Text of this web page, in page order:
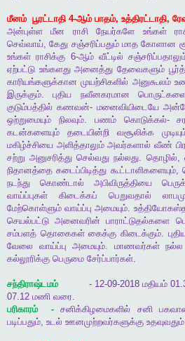
மீனம் பூரட்டாதி 4-ஆம் பாதம், உத்திரட்டாதி,
அன்புள்ள
மீன ராசி நேயர்களே உங்கள்
செவ்வாய்,கேது சஞ்சரிப்பதும் மாத கோளான
உங்கள் ராசிக்கு 6-ஆம் வீட்டில்
ஏற்பட்டு உங்களது அனைத்து தேவைகளும்
காரியங்களுக்கான முயற்சிகளில் அனுகூலம்
இருக்கும்.புதிய நவீனகரமான
குடும்பத்தில் கணவன்- மனைவியிடையே
ஒற்றுமையும்
நிலவும். பணம் கொடுக்கல்-
கடன்களையும்
தடையின்றி வசூலிக்க
மகிழ்ச்சியை அளித்தாலும் அவர்களால் வீண்
சற்று அனுசரித்து செல்வது நல்லது. தொழில்,
நிதானத்தை கடைப்பிடித்து கூட்டாளிகளையும்,
நடந்து
கொண்டால் அபிவிருத்தியை
வாய்ப்புகள்
கிடைக்கப் பெறுவதால்
மேற்கொள்ளும் வாய்ப்பு அமையும்.
செயல்பட்டு அனைவரின் பாராட்டுதல்களை
சம்பளத் தொகைகள் கைக்கு கிடைக்கும்.
வேலை
வாய்ப்பு அமையும். மாணவர்கள் நல்ல
கல்லூரிக்கு பெருமை சேர்ப்பார்கள்.
சந்திராஷ்டமம் - 12-09-2018 மதியம்
07.12 மணி வரை.
பரிகாரம்
-சனிக்கிழமைகளில் சனி
படிப்பதும், உடல் ஊனமுற்றவர்களுக்கு உதவுவதும்